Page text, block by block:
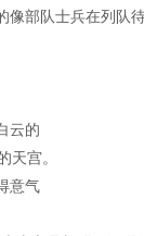
部队士兵在列队
云的
天宫。
意气